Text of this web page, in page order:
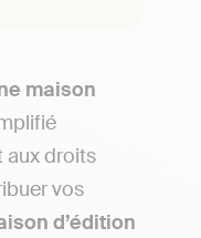
maison
aux droits
vos
d’édition